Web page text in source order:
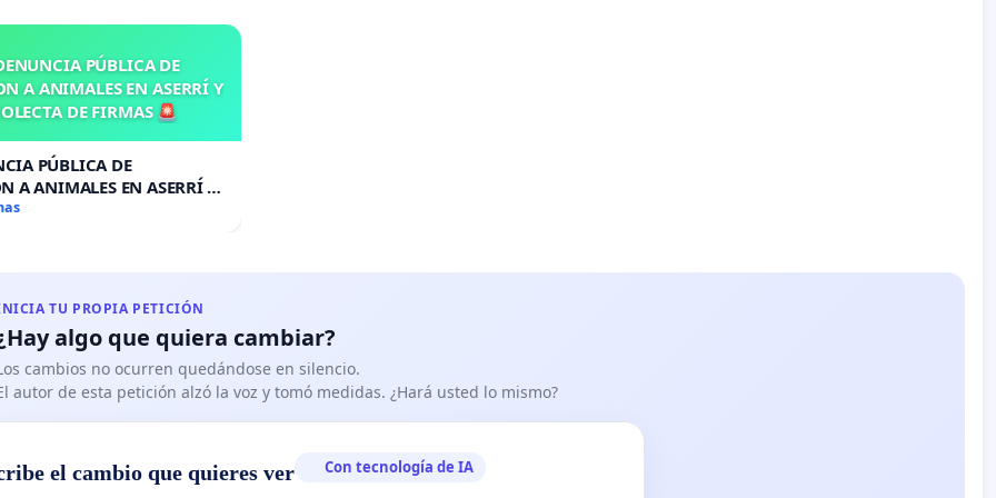
PÚBLICA DE
A ANIMALES EN ASERRÍ Y
DE FIRMAS 🚨
PÚBLICA DE
A ANIMALES EN ASERRÍ Y
DE FIRMAS 🚨
TU PROPIA PETICIÓN
algo que quiera cambiar?
cambios no ocurren quedándose en silencio.
autor de esta petición alzó la voz y tomó medidas. ¿Hará usted lo mismo?
el cambio que quieres ver Con tecnología de IA